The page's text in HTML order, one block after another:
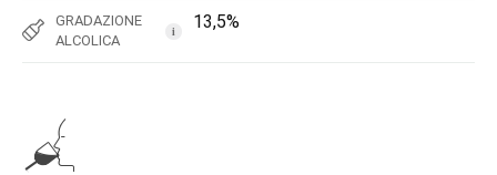
GRADAZIONE
ALCOLICA
i 13,5%